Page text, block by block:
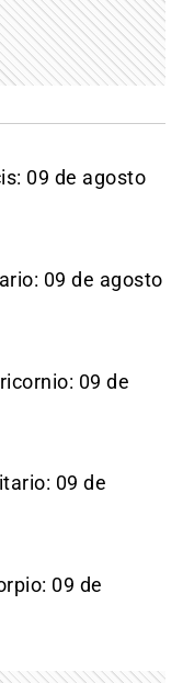
09 de agosto
09 de agosto
09 de
09 de
09 de